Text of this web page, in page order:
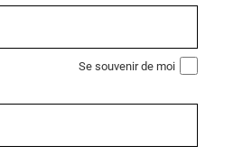
Se souvenir de moi